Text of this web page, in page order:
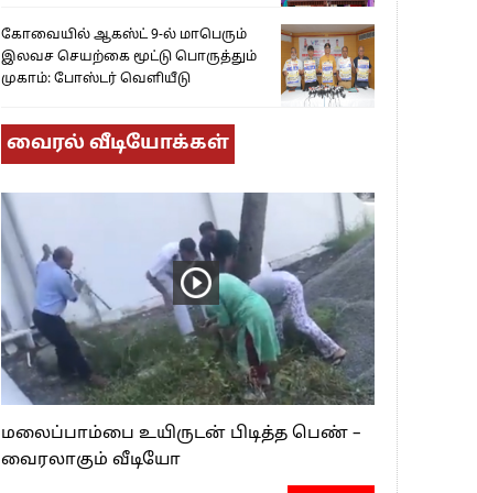
கோவையில் ஆகஸ்ட் 9-ல் மாபெரும்
இலவச செயற்கை மூட்டு பொருத்தும்
முகாம்: போஸ்டர் வெளியீடு
வைரல் வீடியோக்கள்
மலைப்பாம்பை உயிருடன் பிடித்த பெண் –
வைரலாகும் வீடியோ